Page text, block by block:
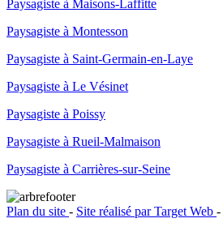
Paysagiste à Maisons-Laffitte
Paysagiste à Montesson
Paysagiste à Saint-Germain-en-Laye
Paysagiste à Le Vésinet
Paysagiste à Poissy
Paysagiste à Rueil-Malmaison
Paysagiste à Carrières-sur-Seine
Plan du site - Site réalisé par Target Web -